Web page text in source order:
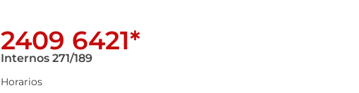
2409 6421*
Internos 271/189
Horarios